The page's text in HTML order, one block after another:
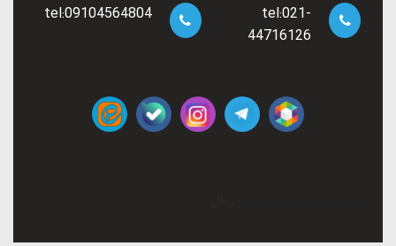
tel:021-
44716126
tel:09104564804